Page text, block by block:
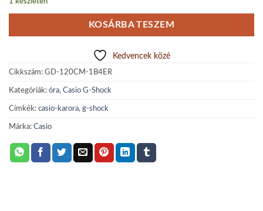
KOSÁRBA TESZEM
Kedvencek közé
Cikkszám: GD-120CM-1B4ER
Kategóriák: óra, Casio G-Shock
Címkék: casio-karora, g-shock
Márka: Casio